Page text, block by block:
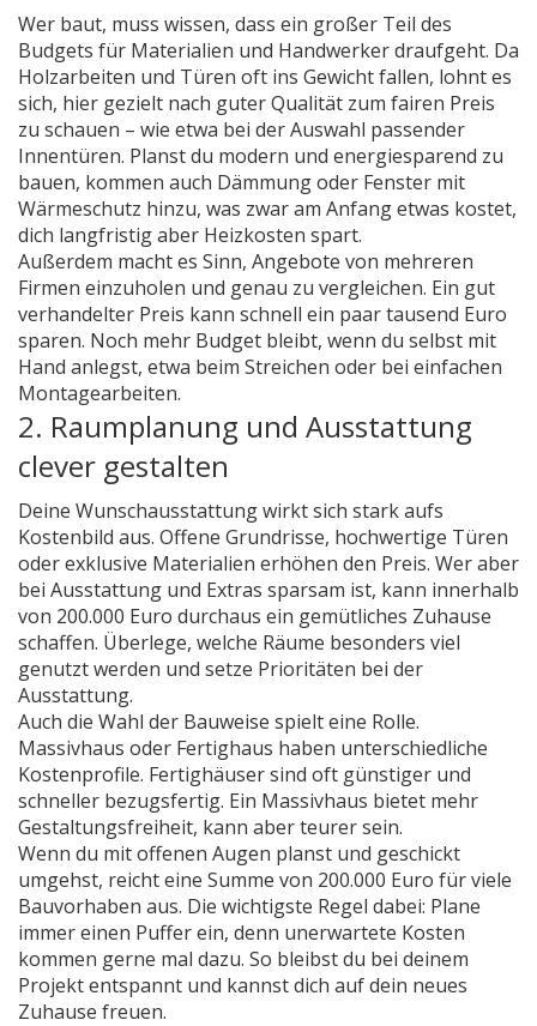
Wer baut, muss wissen, dass ein großer Teil des
Budgets für Materialien und Handwerker draufgeht. Da
Holzarbeiten und Türen oft ins Gewicht fallen, lohnt es
sich, hier gezielt nach guter Qualität zum fairen Preis
zu schauen – wie etwa bei der Auswahl passender
Innentüren. Planst du modern und energiesparend zu
bauen, kommen auch Dämmung oder Fenster mit
Wärmeschutz hinzu, was zwar am Anfang etwas kostet,
dich langfristig aber Heizkosten spart.
Außerdem macht es Sinn, Angebote von mehreren
Firmen einzuholen und genau zu vergleichen. Ein gut
verhandelter Preis kann schnell ein paar tausend Euro
sparen. Noch mehr Budget bleibt, wenn du selbst mit
Hand anlegst, etwa beim Streichen oder bei einfachen
Montagearbeiten.
2. Raumplanung und Ausstattung
clever gestalten
Deine Wunschausstattung wirkt sich stark aufs
Kostenbild aus. Offene Grundrisse, hochwertige Türen
oder exklusive Materialien erhöhen den Preis. Wer aber
bei Ausstattung und Extras sparsam ist, kann innerhalb
von 200.000 Euro durchaus ein gemütliches Zuhause
schaffen. Überlege, welche Räume besonders viel
genutzt werden und setze Prioritäten bei der
Ausstattung.
Auch die Wahl der Bauweise spielt eine Rolle.
Massivhaus oder Fertighaus haben unterschiedliche
Kostenprofile. Fertighäuser sind oft günstiger und
schneller bezugsfertig. Ein Massivhaus bietet mehr
Gestaltungsfreiheit, kann aber teurer sein.
Wenn du mit offenen Augen planst und geschickt
umgehst, reicht eine Summe von 200.000 Euro für viele
Bauvorhaben aus. Die wichtigste Regel dabei: Plane
immer einen Puffer ein, denn unerwartete Kosten
kommen gerne mal dazu. So bleibst du bei deinem
Projekt entspannt und kannst dich auf dein neues
Zuhause freuen.